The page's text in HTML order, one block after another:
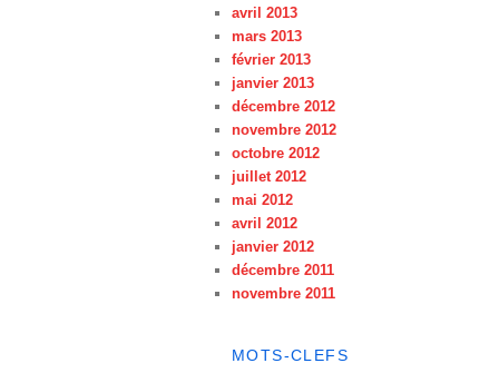
avril 2013
mars 2013
février 2013
janvier 2013
décembre 2012
novembre 2012
octobre 2012
juillet 2012
mai 2012
avril 2012
janvier 2012
décembre 2011
novembre 2011
MOTS-CLEFS